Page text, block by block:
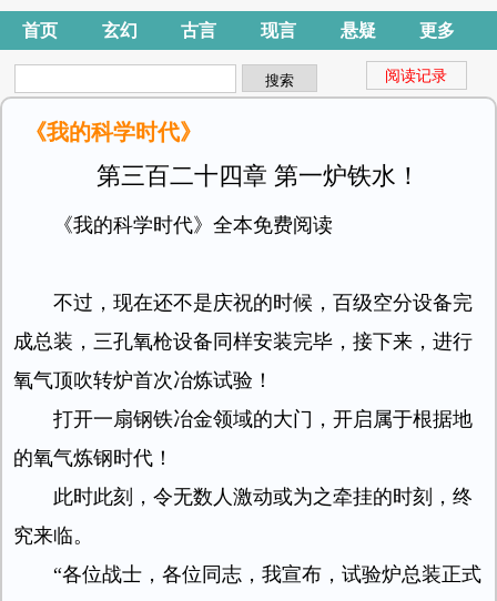
首页 玄幻 古言 现言 悬疑 更多
阅读记录
《我的科学时代》
第三百二十四章 第一炉铁水！
《我的科学时代》全本免费阅读
不过，现在还不是庆祝的时候，百级空分设备完
成总装，三孔氧枪设备同样安装完毕，接下来，进行
氧气顶吹转炉首次冶炼试验！
打开一扇钢铁冶金领域的大门，开启属于根据地
的氧气炼钢时代！
此时此刻，令无数人激动或为之牵挂的时刻，终
究来临。
“各位战士，各位同志，我宣布，试验炉总装正式